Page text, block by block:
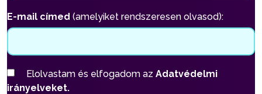
E-mail címed (amelyiket rendszeresen olvasod):
Elolvastam és elfogadom az Adatvédelmi
irányelveket.